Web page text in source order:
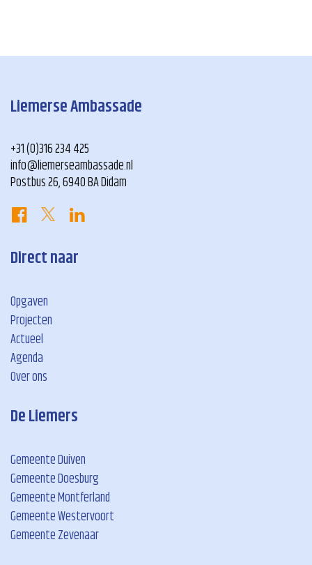
Liemerse Ambassade
+31 (0)316 234 425
info@liemerseambassade.nl
Postbus 26, 6940 BA Didam
Direct naar
Opgaven
Projecten
Actueel
Agenda
Over ons
De Liemers
Gemeente Duiven
Gemeente Doesburg
Gemeente Montferland
Gemeente Westervoort
Gemeente Zevenaar